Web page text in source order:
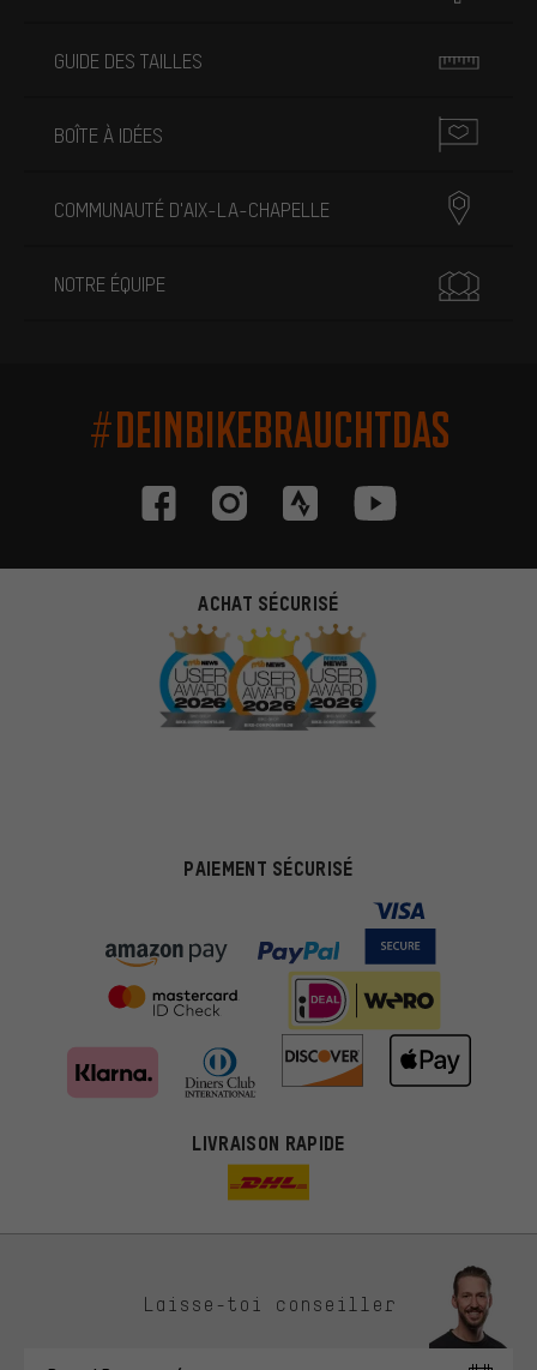
GUIDE DES TAILLES
BOÎTE À IDÉES
COMMUNAUTÉ D'AIX-LA-CHAPELLE
NOTRE ÉQUIPE
#DEINBIKEBRAUCHTDAS
ACHAT SÉCURISÉ
PAIEMENT SÉCURISÉ
LIVRAISON RAPIDE
Laisse-toi conseiller
Des offres plus adaptées
Au lieu de pubs au hasard, nous afficherons des offres plus